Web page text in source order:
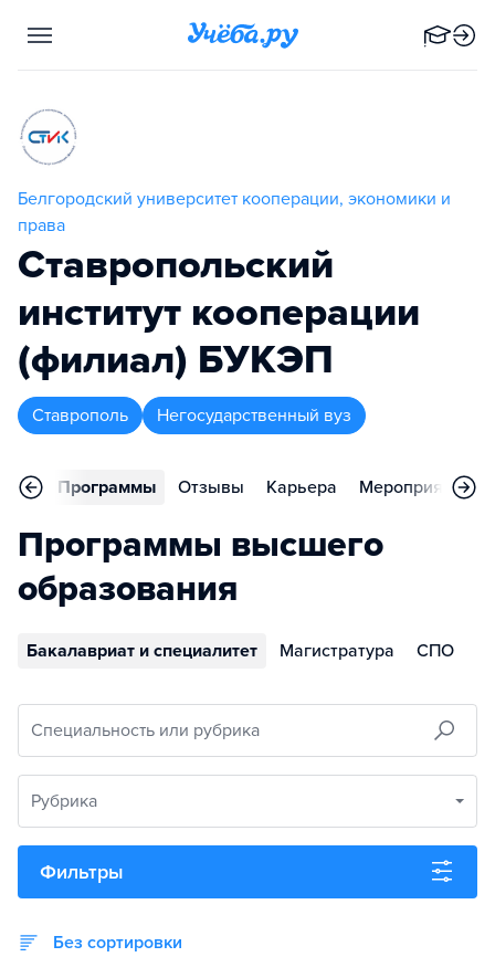
Белгородский университет кооперации, экономики и
права
Ставропольский
институт кооперации
(филиал) БУКЭП
Ставрополь Негосударственный вуз
Программы Отзывы Карьера Мероприятия
Программы высшего
образования
Бакалавриат и специалитет Магистратура СПО
Специальность или рубрика
Рубрика
Фильтры
Без сортировки